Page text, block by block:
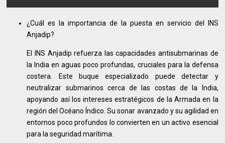
¿Cuál es la importancia de la puesta en servicio del INS
Anjadip?
El INS Anjadip refuerza las capacidades antisubmarinas de
la India en aguas poco profundas, cruciales para la defensa
costera. Este buque especializado puede detectar y
neutralizar submarinos cerca de las costas de la India,
apoyando así los intereses estratégicos de la Armada en la
región del Océano Índico. Su sonar avanzado y su agilidad en
entornos poco profundos lo convierten en un activo esencial
para la seguridad marítima.